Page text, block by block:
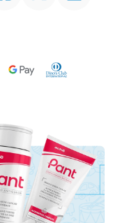
Google PayDiners Club